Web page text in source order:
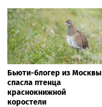
Бьюти-блогер из Москвы
спасла птенца
краснокнижной
коростели